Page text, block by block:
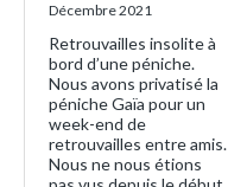
Décembre 2021
Retrouvailles insolite à
bord d’une péniche.
Nous avons privatisé la
péniche Gaïa pour un
week-end de
retrouvailles entre amis.
Nous ne nous étions